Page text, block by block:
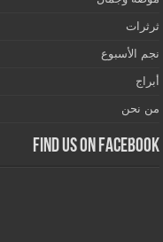
ثرثرات
نجم الأسبوع
أبراج
من نحن
Find us on Facebook